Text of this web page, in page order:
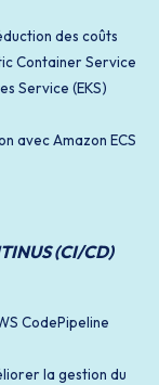
des coûts
Container Service
Service (EKS)
avec Amazon ECS
(CI/CD)
CodePipeline
la gestion du